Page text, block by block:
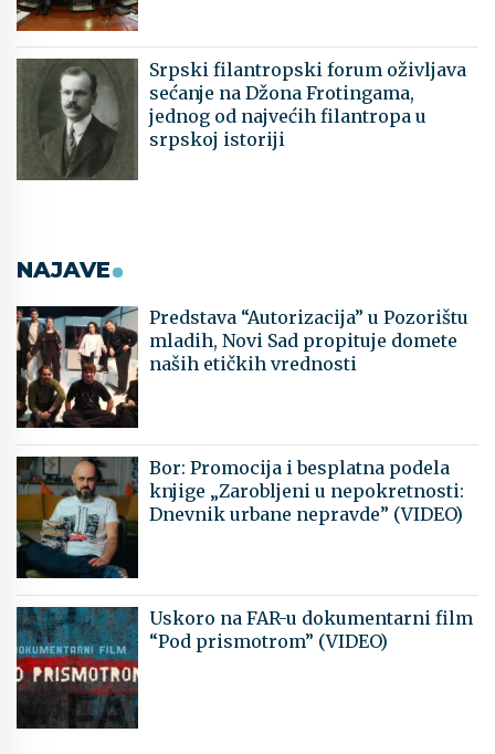
Srpski filantropski forum oživljava
sećanje na Džona Frotingama,
jednog od najvećih filantropa u
srpskoj istoriji
NAJAVE
Predstava “Autorizacija” u Pozorištu
mladih, Novi Sad propituje domete
naših etičkih vrednosti
Bor: Promocija i besplatna podela
knjige „Zarobljeni u nepokretnosti:
Dnevnik urbane nepravde” (VIDEO)
Uskoro na FAR-u dokumentarni film
“Pod prismotrom” (VIDEO)